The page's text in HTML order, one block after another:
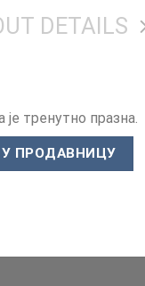
DETAILS
тренутно празна.
ПРОДАВНИЦУ